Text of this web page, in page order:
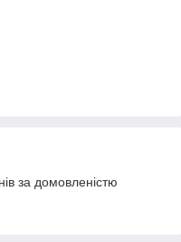
за домовленістю